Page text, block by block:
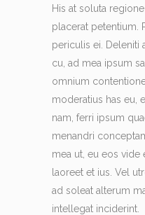
His at soluta
placerat petentium.
periculis ei. Deleniti
cu, ad mea ipsum
omnium
moderatius has eu,
nam, ferri ipsum
menandri
mea ut, eu eos vide
laoreet et ius. Vel
ad soleat alterum
intellegat inciderint.